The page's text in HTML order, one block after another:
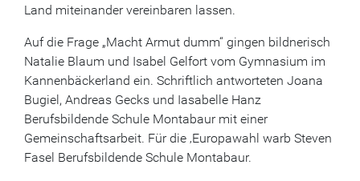
Land miteinander vereinbaren lassen.
Auf die Frage „Macht Armut dumm“ gingen bildnerisch
Natalie Blaum und Isabel Gelfort vom Gymnasium im
Kannenbäckerland ein. Schriftlich antworteten Joana
Bugiel, Andreas Gecks und Iasabelle Hanz
Berufsbildende Schule Montabaur mit einer
Gemeinschaftsarbeit. Für die ‚Europawahl warb Steven
Fasel Berufsbildende Schule Montabaur.